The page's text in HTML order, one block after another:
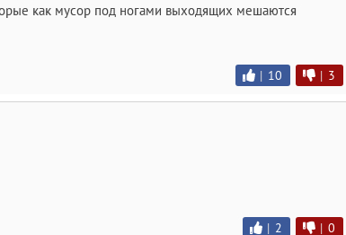
как мусор под ногами выходящих мешаются
| 10 | 3
| 2 | 0